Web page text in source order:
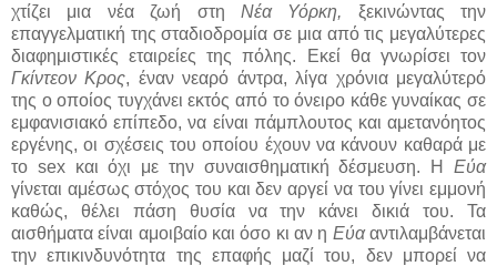
χτίζει μια νέα ζωή στη Νέα Υόρκη, ξεκινώντας την
επαγγελματική της σταδιοδρομία σε μια από τις μεγαλύτερες
διαφημιστικές εταιρείες της πόλης. Εκεί θα γνωρίσει τον
Γκίντεον Κρος, έναν νεαρό άντρα, λίγα χρόνια μεγαλύτερό
της ο οποίος τυγχάνει εκτός από το όνειρο κάθε γυναίκας σε
εμφανισιακό επίπεδο, να είναι πάμπλουτος και αμετανόητος
εργένης, οι σχέσεις του οποίου έχουν να κάνουν καθαρά με
το sex και όχι με την συναισθηματική δέσμευση. Η Εύα
γίνεται αμέσως στόχος του και δεν αργεί να του γίνει εμμονή
καθώς, θέλει πάση θυσία να την κάνει δικιά του. Τα
αισθήματα είναι αμοιβαίο και όσο κι αν η Εύααντιλαμβάνεται
την επικινδυνότητα της επαφής μαζί του, δεν μπορεί να